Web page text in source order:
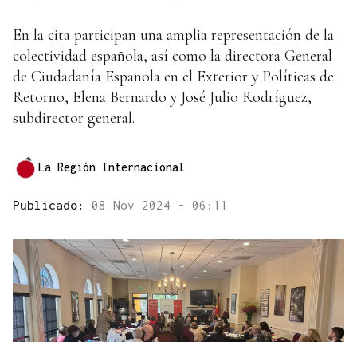
En la cita participan una amplia representación de la
colectividad española, así como la directora General
de Ciudadanía Española en el Exterior y Políticas de
Retorno, Elena Bernardo y José Julio Rodríguez,
subdirector general.
La Región Internacional
Publicado: 08 Nov 2024 - 06:11